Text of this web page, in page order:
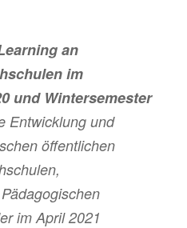
an
im
und Wintersemester
Entwicklung und
öffentlichen
im April 2021